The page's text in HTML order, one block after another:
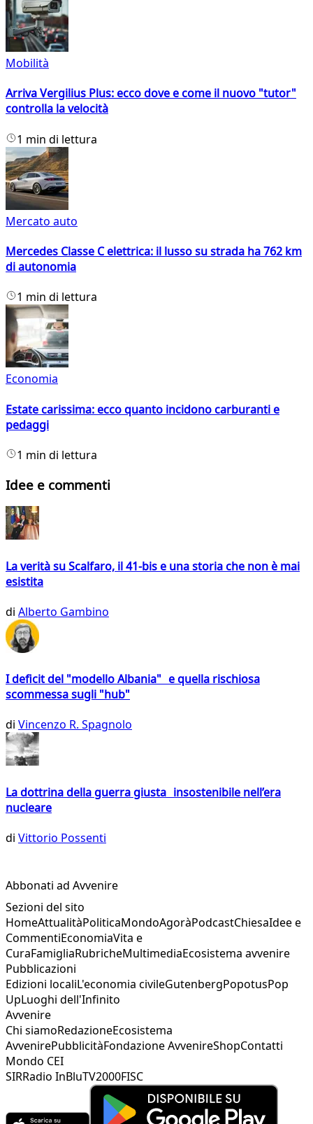
Mobilità
Arriva Vergilius Plus: ecco dove e come il nuovo "tutor"
controlla la velocità
1 min di lettura
Mercato auto
Mercedes Classe C elettrica: il lusso su strada ha 762 km
di autonomia
1 min di lettura
Economia
Estate carissima: ecco quanto incidono carburanti e
pedaggi
1 min di lettura
Idee e commenti
La verità su Scalfaro, il 41-bis e una storia che non è mai
esistita
di Alberto Gambino
I deficit del "modello Albania" e quella rischiosa
scommessa sugli "hub"
di Vincenzo R. Spagnolo
La dottrina della guerra giusta insostenibile nell’era
nucleare
di Vittorio Possenti
Abbonati ad Avvenire
Sezioni del sito
HomeAttualitàPoliticaMondoAgoràPodcastChiesaIdee e
CommentiEconomiaVita e
CuraFamigliaRubricheMultimediaEcosistema avvenire
Pubblicazioni
Edizioni localiL'economia civileGutenbergPopotusPop
UpLuoghi dell'Infinito
Avvenire
Chi siamoRedazioneEcosistema
AvvenirePubblicitàFondazione AvvenireShopContatti
Mondo CEI
SIRRadio InBluTV2000FISC